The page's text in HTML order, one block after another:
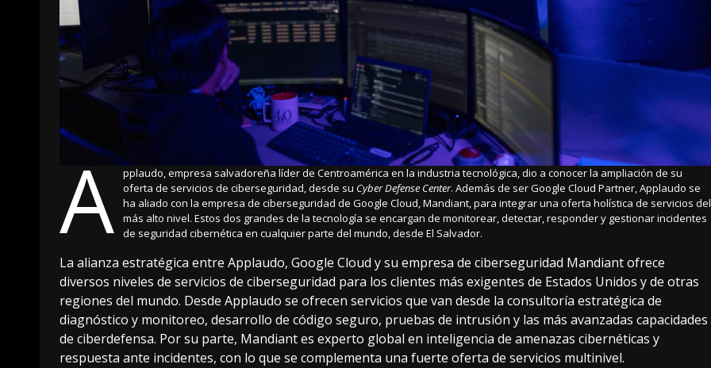
A
pplaudo, empresa salvadoreña líder de Centroamérica en la industria tecnológica, dio a conocer la ampliación de su
oferta de servicios de ciberseguridad, desde su Cyber Defense Center. Además de ser Google Cloud Partner, Applaudo se
ha aliado con la empresa de ciberseguridad de Google Cloud, Mandiant, para integrar una oferta holística de servicios del
más alto nivel. Estos dos grandes de la tecnología se encargan de monitorear, detectar, responder y gestionar incidentes
de seguridad cibernética en cualquier parte del mundo, desde El Salvador.
La alianza estratégica entre Applaudo, Google Cloud y su empresa de ciberseguridad Mandiant ofrece
diversos niveles de servicios de ciberseguridad para los clientes más exigentes de Estados Unidos y de otras
regiones del mundo. Desde Applaudo se ofrecen servicios que van desde la consultoría estratégica de
diagnóstico y monitoreo, desarrollo de código seguro, pruebas de intrusión y las más avanzadas capacidades
de ciberdefensa. Por su parte, Mandiant es experto global en inteligencia de amenazas cibernéticas y
respuesta ante incidentes, con lo que se complementa una fuerte oferta de servicios multinivel.